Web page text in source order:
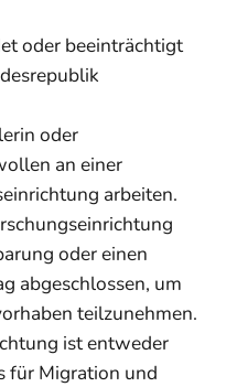
oder beeinträchtigt
oder
an einer
arbeiten.
oder einen
abgeschlossen, um
teilzunehmen.
ist entweder
für Migration und